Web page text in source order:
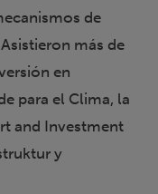
de
más de
en
para el Clima, la
and Investment
y